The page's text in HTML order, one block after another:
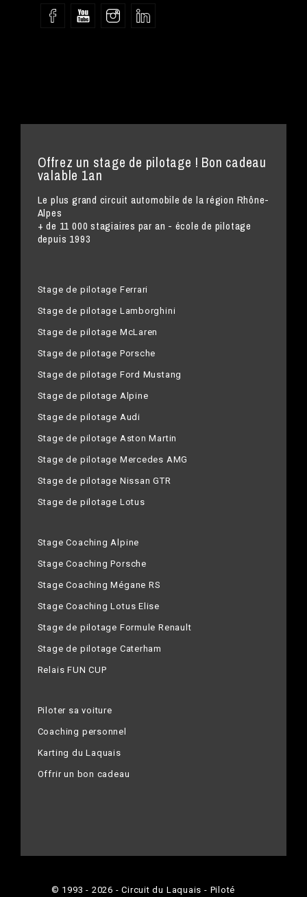
Offrez un stage de pilotage ! Bon cadeau
valable 1an
Le plus grand circuit automobile de la région Rhône-
Alpes
+ de 11 000 stagiaires par an - école de pilotage
depuis 1993
Stage de pilotage Ferrari
Stage de pilotage Lamborghini
Stage de pilotage McLaren
Stage de pilotage Porsche
Stage de pilotage Ford Mustang
Stage de pilotage Alpine
Stage de pilotage Audi
Stage de pilotage Aston Martin
Stage de pilotage Mercedes AMG
Stage de pilotage Nissan GTR
Stage de pilotage Lotus
Stage Coaching Alpine
Stage Coaching Porsche
Stage Coaching Mégane RS
Stage Coaching Lotus Elise
Stage de pilotage Formule Renault
Stage de pilotage Caterham
Relais FUN CUP
Piloter sa voiture
Coaching personnel
Karting du Laquais
Offrir un bon cadeau
© 1993 - 2026 - Circuit du Laquais - Piloté